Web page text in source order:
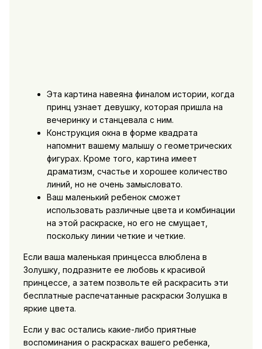
Эта картина навеяна финалом истории, когда
принц узнает девушку, которая пришла на
вечеринку и станцевала с ним.
Конструкция окна в форме квадрата
напомнит вашему малышу о геометрических
фигурах. Кроме того, картина имеет
драматизм, счастье и хорошее количество
линий, но не очень замысловато.
Ваш маленький ребенок сможет
использовать различные цвета и комбинации
на этой раскраске, но его не смущает,
поскольку линии четкие и четкие.
Если ваша маленькая принцесса влюблена в
Золушку, подразните ее любовь к красивой
принцессе, а затем позвольте ей раскрасить эти
бесплатные распечатанные раскраски Золушка в
яркие цвета.
Если у вас остались какие-либо приятные
воспоминания о раскрасках вашего ребенка,